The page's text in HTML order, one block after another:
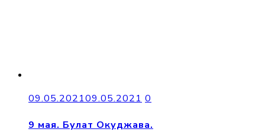
09.05.202109.05.2021 0
9 мая. Булат Окуджава.